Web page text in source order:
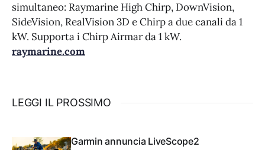
simultaneo: Raymarine High Chirp, DownVision,
SideVision, RealVision 3D e Chirp a due canali da 1
kW. Supporta i Chirp Airmar da 1 kW.
raymarine.com
LEGGI IL PROSSIMO
Garmin annuncia LiveScope2